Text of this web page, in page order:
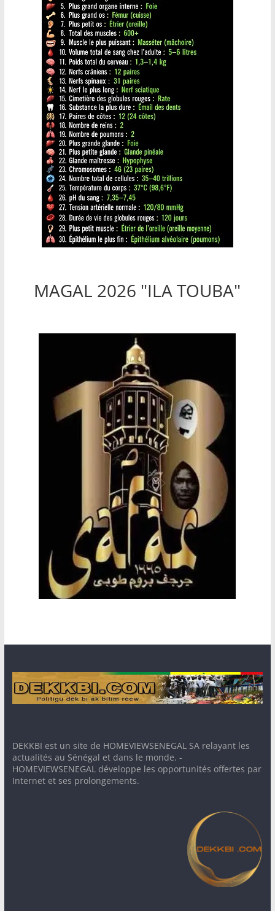
MAGAL 2026 "ILA TOUBA"
DEKKBI est un site de HOMEVIEWSENEGAL SA relayant les
actualités au Sénégal et dans le monde. -
HOMEVIEWSENEGAL développe les opportunités offertes par
Internet et ses prolongements.